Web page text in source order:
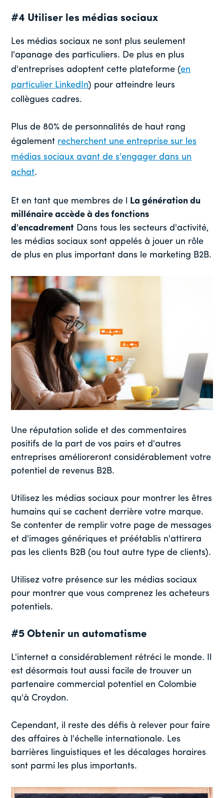
#4 Utiliser les médias sociaux
Les médias sociaux ne sont plus seulement
l'apanage des particuliers. De plus en plus
d'entreprises adoptent cette plateforme (en
particulier LinkedIn) pour atteindre leurs
collègues cadres.
Plus de 80% de personnalités de haut rang
également recherchent une entreprise sur les
médias sociaux avant de s'engager dans un
achat.
Et en tant que membres de l
La génération du
millénaire accède à des fonctions
d'encadrement Dans tous les secteurs d'activité,
les médias sociaux sont appelés à jouer un rôle
de plus en plus important dans le marketing B2B.
Une réputation solide et des commentaires
positifs de la part de vos pairs et d'autres
entreprises amélioreront considérablement votre
potentiel de revenus B2B.
Utilisez les médias sociaux pour montrer les êtres
humains qui se cachent derrière votre marque.
Se contenter de remplir votre page de messages
et d'images génériques et préétablis n'attirera
pas les clients B2B (ou tout autre type de clients).
Utilisez votre présence sur les médias sociaux
pour montrer que vous comprenez les acheteurs
potentiels.
#5 Obtenir un automatisme
L'internet a considérablement rétréci le monde. Il
est désormais tout aussi facile de trouver un
partenaire commercial potentiel en Colombie
qu'à Croydon.
Cependant, il reste des défis à relever pour faire
des affaires à l'échelle internationale. Les
barrières linguistiques et les décalages horaires
sont parmi les plus importants.